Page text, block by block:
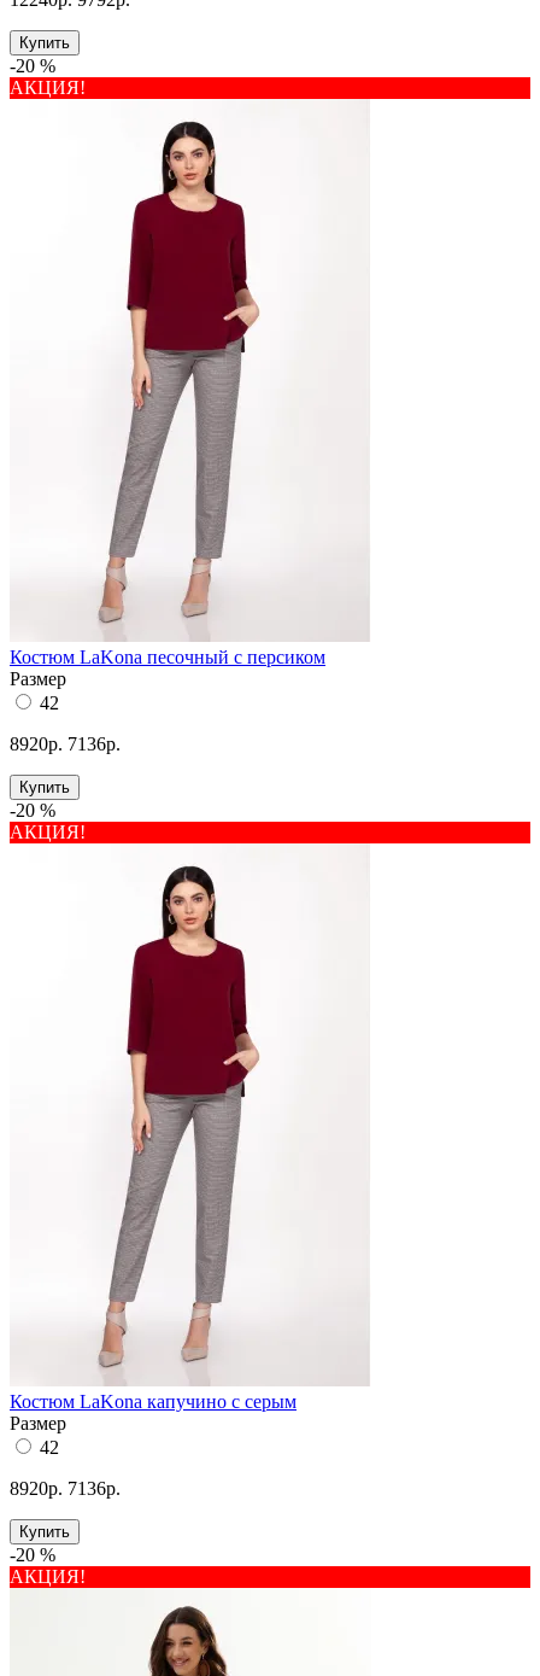
Купить
-20 %
АКЦИЯ!
Костюм LaKona песочный с персиком
Размер
42
8920р. 7136р.
Купить
-20 %
АКЦИЯ!
Костюм LaKona капучино с серым
Размер
42
8920р. 7136р.
Купить
-20 %
АКЦИЯ!